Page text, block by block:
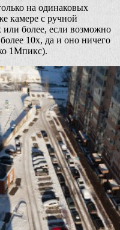
на одинаковых
камере с ручной
более, если возможно
10х, да и оно ничего
1Мпикс).